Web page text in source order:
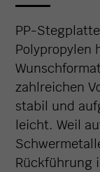
PP-
Polypropylen
zahlreichen
stabil und
leicht. Weil
Rückführung